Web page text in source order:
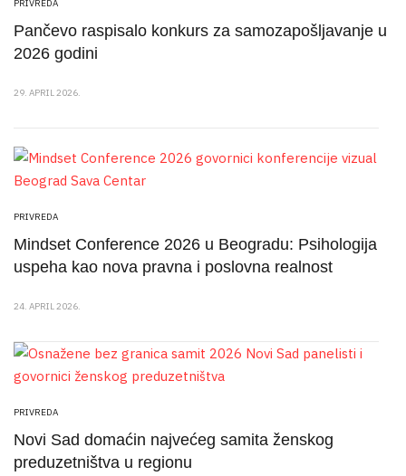
PRIVREDA
Pančevo raspisalo konkurs za samozapošljavanje u
2026 godini
29. APRIL 2026.
PRIVREDA
Mindset Conference 2026 u Beogradu: Psihologija
uspeha kao nova pravna i poslovna realnost
24. APRIL 2026.
PRIVREDA
Novi Sad domaćin najvećeg samita ženskog
preduzetništva u regionu